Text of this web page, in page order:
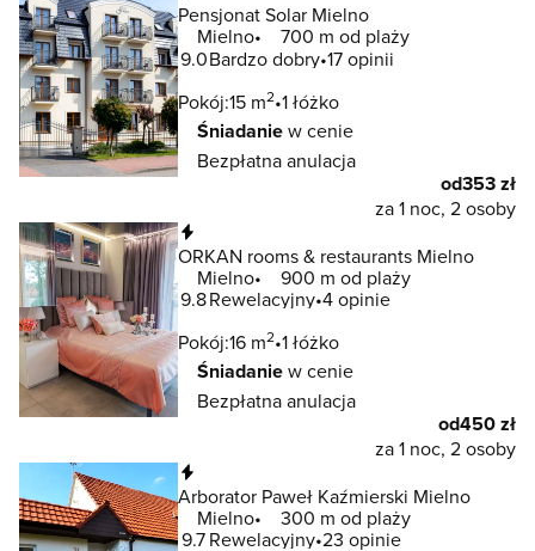
Pensjonat Solar Mielno
Mielno
700 m od plaży
9.0Bardzo dobry 17 opinii
Pokój:15 m2 1 łóżko
Śniadaniew cenie
Bezpłatna anulacja
od353 zł
za 1 noc, 2 osoby
ORKAN rooms & restaurants Mielno
Mielno
900 m od plaży
9.8Rewelacyjny 4 opinie
Pokój:16 m2 1 łóżko
Śniadaniew cenie
Bezpłatna anulacja
od450 zł
za 1 noc, 2 osoby
Arborator Paweł Kaźmierski Mielno
Mielno
300 m od plaży
9.7Rewelacyjny 23 opinie